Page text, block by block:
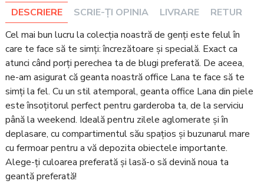
DESCRIERE SCRIE-ȚI OPINIA LIVRARE
RETUR
Cel mai bun lucru la colecția noastră de genți este felul în
care te face să te simți: încrezătoare și specială. Exact ca
atunci când porți perechea ta de blugi preferată. De aceea,
ne-am asigurat că geanta noastră office Lana te face să te
simți la fel. Cu un stil atemporal, geanta office Lana din piele
este însoțitorul perfect pentru garderoba ta, de la serviciu
până la weekend. Ideală pentru zilele aglomerate și în
deplasare, cu compartimentul său spațios și buzunarul mare
cu fermoar pentru a vă depozita obiectele importante.
Alege-ți culoarea preferată și lasă-o să devină noua ta
geantă preferată!